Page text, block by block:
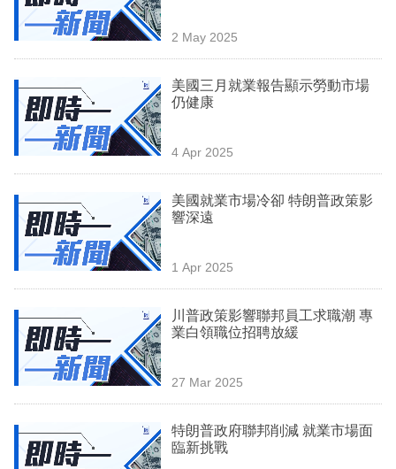
事
訂
閱
2 May 2025
美國三月就業報告顯示勞動市場
仍健康
4 Apr 2025
美國就業市場冷卻 特朗普政策影
響深遠
1 Apr 2025
川普政策影響聯邦員工求職潮 專
業白領職位招聘放緩
27 Mar 2025
特朗普政府聯邦削減 就業市場面
臨新挑戰